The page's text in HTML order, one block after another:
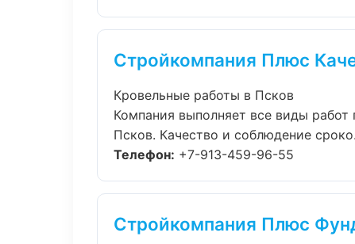
Стройкомпания Плюс
Кровельные работы в Псков
Компания выполняет все виды
Псков. Качество и соблюдение
Телефон: +7-913-459-96-55
Стройкомпания Плюс